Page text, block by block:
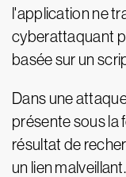
l'application ne
cyberattaquant
basée sur un
Dans une
présente sous la
résultat de
un lien